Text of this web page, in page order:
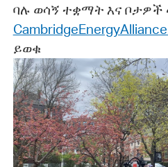
ባሉ ወሳኝ ተቋማት እና ቦታዎች
ይወቁ